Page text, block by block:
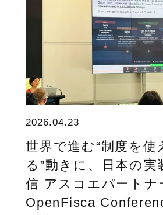
2026.04.23
世界で進む“制度を使
る”動きに、日本の実
信 アスコエパートナ
OpenFisca